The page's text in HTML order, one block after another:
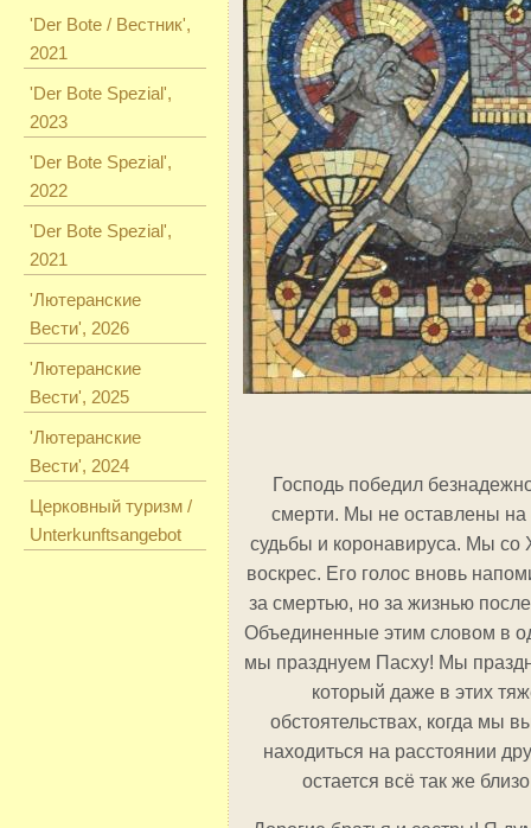
'Der Bote / Вестник',
2021
'Der Bote Spezial',
2023
'Der Bote Spezial',
2022
'Der Bote Spezial',
2021
'Лютеранские
Вести', 2026
'Лютеранские
Вести', 2025
'Лютеранские
Вести', 2024
Церковный туризм /
Unterkunftsangebot
Господь победил
смерти. Мы не оставлены на
судьбы и коронавируса. Мы со
воскрес. Его голос вновь
за смертью, но за жизнью
Объединенные этим словом в
мы празднуем Пасху! Мы
который даже в этих
обстоятельствах, когда мы
находиться на расстоянии
остается всё так же